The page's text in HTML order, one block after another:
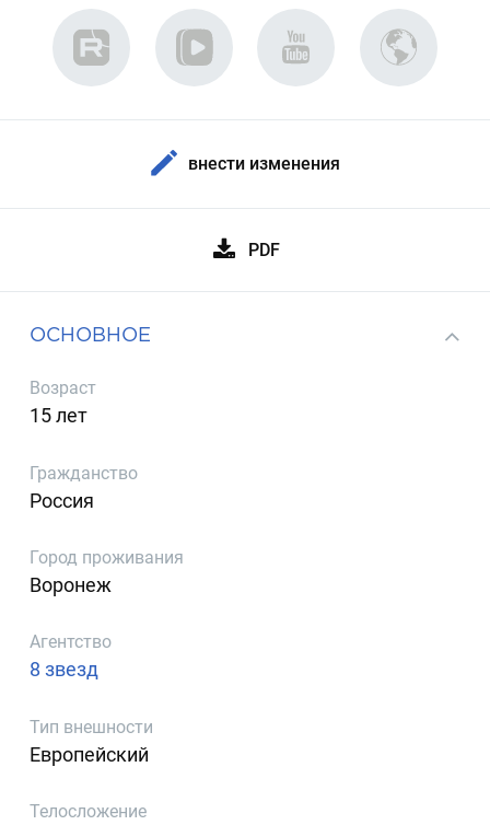
внести изменения
PDF
ОСНОВНОЕ
Возраст
15 лет
Гражданство
Россия
Город проживания
Воронеж
Агентство
8 звезд
Тип внешности
Европейский
Телосложение